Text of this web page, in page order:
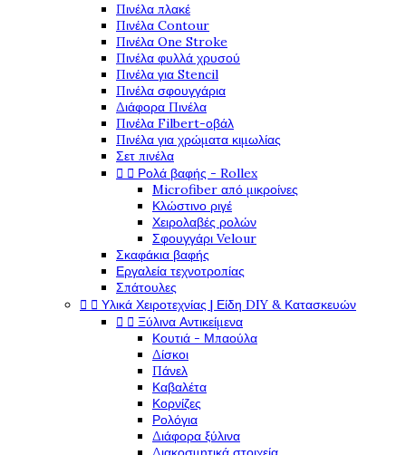
Πινέλα πλακέ
Πινέλα Contour
Πινέλα One Stroke
Πινέλα φυλλά χρυσού
Πινέλα για Stencil
Πινέλα σφουγγάρια
Διάφορα Πινέλα
Πινέλα Filbert-οβάλ
Πινέλα για χρώματα κιμωλίας
Σετ πινέλα
  Ρολά βαφής - Rollex
Microfiber από μικροίνες
Κλώστινο ριγέ
Χειρολαβές ρολών
Σφουγγάρι Velour
Σκαφάκια βαφής
Εργαλεία τεχνοτροπίας
Σπάτουλες
  Υλικά Χειροτεχνίας | Είδη DIY & Κατασκευών
  Ξύλινα Αντικείμενα
Κουτιά - Μπαούλα
Δίσκοι
Πάνελ
Καβαλέτα
Κορνίζες
Ρολόγια
Διάφορα ξύλινα